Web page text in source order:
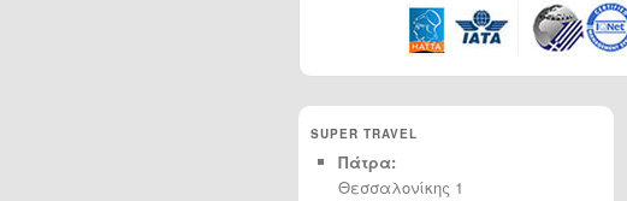
SUPER TRAVEL
Πάτρα:
Θεσσαλονίκης 1